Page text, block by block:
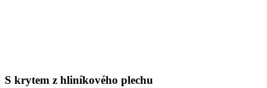
S krytem z hliníkového plechu